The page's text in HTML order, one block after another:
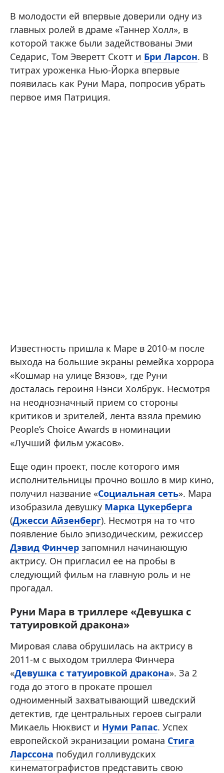
В молодости ей впервые доверили одну из
главных ролей в драме «Таннер Холл», в
которой также были задействованы Эми
Седарис, Том Эверетт Скотт и Бри Ларсон. В
титрах уроженка Нью-Йорка впервые
появилась как Руни Мара, попросив убрать
первое имя Патриция.
Известность пришла к Маре в 2010-м после
выхода на большие экраны ремейка хоррора
«Кошмар на улице Вязов», где Руни
досталась героиня Нэнси Холбрук. Несмотря
на неоднозначный прием со стороны
критиков и зрителей, лента взяла премию
People’s Choice Awards в номинации
«Лучший фильм ужасов».
Еще один проект, после которого имя
исполнительницы прочно вошло в мир кино,
получил название «Социальная сеть». Мара
изобразила девушку Марка Цукерберга
(Джесси Айзенберг). Несмотря на то что
появление было эпизодическим, режиссер
Дэвид Финчер запомнил начинающую
актрису. Он пригласил ее на пробы в
следующий фильм на главную роль и не
прогадал.
Руни Мара в триллере «Девушка с
татуировкой дракона»
Мировая слава обрушилась на актрису в
2011-м с выходом триллера Финчера
«Девушка с татуировкой дракона». За 2
года до этого в прокате прошел
одноименный захватывающий шведский
детектив, где центральных героев сыграли
Микаель Нюквист и Нуми Рапас. Успех
европейской экранизации романа Стига
Ларссона побудил голливудских
кинематографистов представить свою